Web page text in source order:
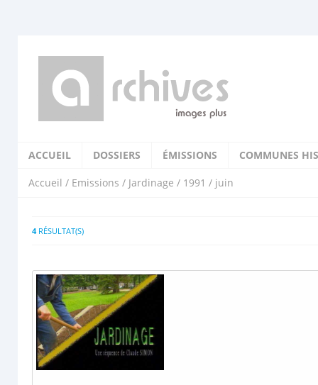
ACCUEIL DOSSIERS ÉMISSIONS COMMUNES
Accueil / Emissions / Jardinage / 1991 / juin
4RÉSULTAT(S)